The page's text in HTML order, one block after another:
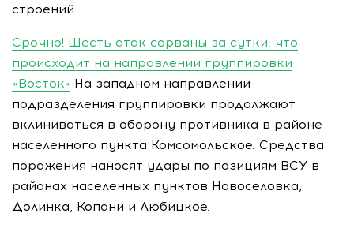
строений.
Срочно! Шесть атак сорваны за сутки: что
происходит на направлении группировки
«Восток» На западном направлении
подразделения группировки продолжают
вклиниваться в оборону противника в районе
населенного пункта Комсомольское. Средства
поражения наносят удары по позициям ВСУ в
районах населенных пунктов Новоселовка,
Долинка, Копани и Любицкое.